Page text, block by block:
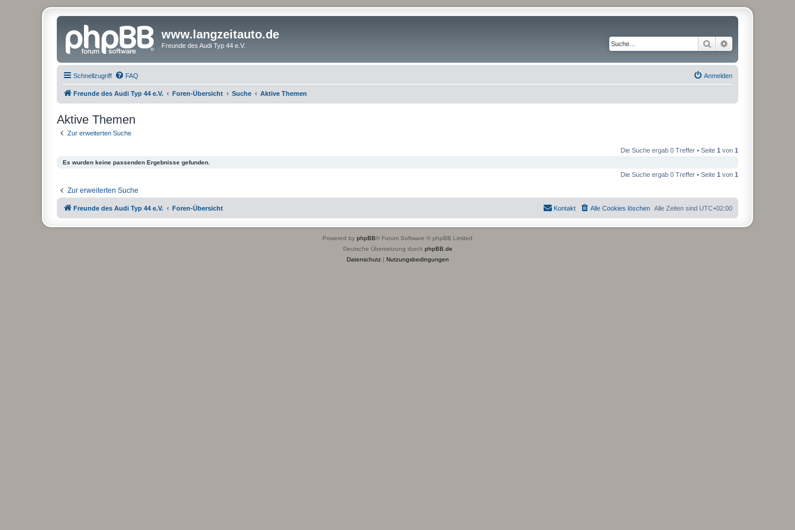
www.langzeitauto.de
Freunde des Audi Typ 44 e.V. Suche
Schnellzugriff FAQ Anmelden
Freunde des Audi Typ 44 e.V. Foren-Übersicht Suche Aktive Themen
Aktive Themen
Zur erweiterten Suche
Die Suche ergab 0 Treffer • Seite 1 von 1
Es wurden keine passenden Ergebnisse gefunden.
Die Suche ergab 0 Treffer • Seite 1 von 1
Zur erweiterten Suche
Freunde des Audi Typ 44 e.V. Foren-Übersicht Alle Zeiten sind UTC+02:00
Alle Cookies löschen
Kontakt
Powered by phpBB® Forum Software © phpBB Limited
Deutsche Übersetzung durch phpBB.de
Datenschutz| Nutzungsbedingungen